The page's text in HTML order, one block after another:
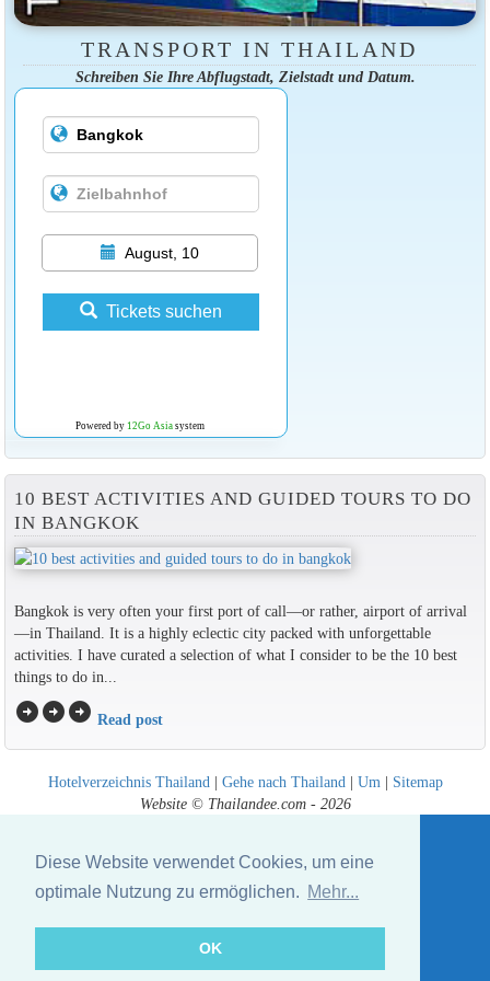
Diese Website verwendet Cookies, um eine
optimale Nutzung zu ermöglichen. Mehr...
OK
TRANSPORT IN THAILAND
Schreiben Sie Ihre Abflugstadt, Zielstadt und Datum.
August, 10
Tickets suchen
Powered by 12Go Asiasystem
10 BEST ACTIVITIES AND GUIDED TOURS TO DO
IN BANGKOK
Bangkok is very often your first port of call—or rather, airport of arrival
—in Thailand. It is a highly eclectic city packed with unforgettable
activities. I have curated a selection of what I consider to be the 10 best
things to do in...
arrow_circle_rightarrow_circle_rightarrow_circle_right Read post
Hotelverzeichnis Thailand | Gehe nach Thailand | Um | Sitemap
Website © Thailandee.com - 2026